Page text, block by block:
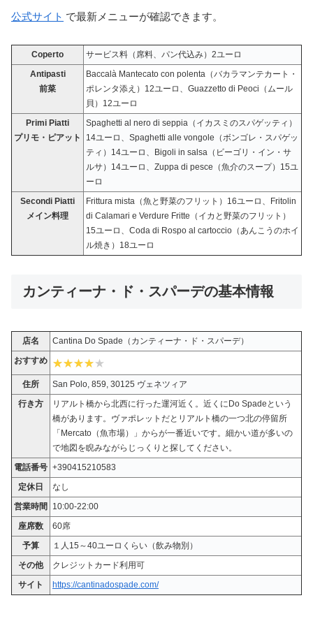
公式サイト で最新メニューが確認できます。
Coperto
サービス料（席料、パン代込み）2ユーロ
Antipasti
前菜
Baccalà Mantecato con polenta（バカラマンテカート・
ポレンタ添え）12ユーロ、Guazzetto di Peoci（ムール
貝）12ユーロ
Primi Piatti
プリモ・ピアット
Spaghetti al nero di seppia（イカスミのスパゲッティ）
14ユーロ、Spaghetti alle vongole（ボンゴレ・スパゲッ
ティ）14ユーロ、Bigoli in salsa（ビーゴリ・イン・サ
ルサ）14ユーロ、Zuppa di pesce（魚介のスープ）15ユ
ーロ
Secondi Piatti
メイン料理
Frittura mista（魚と野菜のフリット）16ユーロ、
Fritolin
di Calamari e Verdure Fritte （イカと野菜のフリット）
15ユーロ、 Coda di Rospo al cartoccio （あんこうのホイ
ル焼き）18ユーロ
カンティーナ・ド・スパーデの基本情報
店名
Cantina Do Spade（カンティーナ・ド・スパーデ）
おすすめ
住所
San Polo, 859, 30125 ヴェネツィア
行き方
リアルト橋から北西に行った運河近く。近くにDo Spadeという
橋があります。ヴァポレットだとリアルト橋の一つ北の停留所
「Mercato（魚市場）」からが一番近いです。細かい道が多いの
で地図を睨みながらじっくりと探してください。
電話番号 +390415210583
定休日
なし
営業時間
10:00-22:00
座席数
60席
予算
１人15～40ユーロくらい（飲み物別）
その他
クレジットカード利用可
サイト
https://cantinadospade.com/